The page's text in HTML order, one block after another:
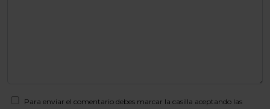
Para enviar el comentario debes marcar la casilla aceptando las